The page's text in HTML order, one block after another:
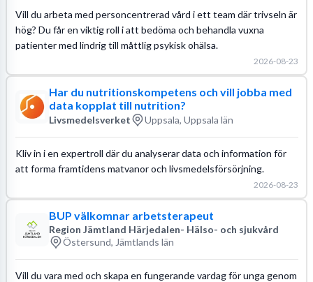
Vill du arbeta med personcentrerad vård i ett team där trivseln är
hög? Du får en viktig roll i att bedöma och behandla vuxna
patienter med lindrig till måttlig psykisk ohälsa.
2026-08-23
Har du nutritionskompetens och vill jobba med
data kopplat till nutrition?
Livsmedelsverket Uppsala, Uppsala län
Kliv in i en expertroll där du analyserar data och information för
att forma framtidens matvanor och livsmedelsförsörjning.
2026-08-23
BUP välkomnar arbetsterapeut
Region Jämtland Härjedalen- Hälso- och sjukvård
Östersund, Jämtlands län
Vill du vara med och skapa en fungerande vardag för unga genom